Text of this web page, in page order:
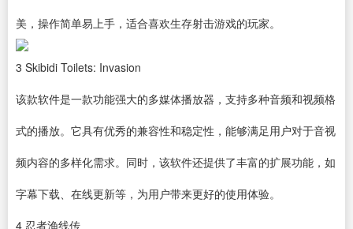
美，操作简单易上手，适合喜欢生存射击游戏的玩家。
3 Skibidi Toilets: Invasion
该款软件是一款功能强大的多媒体播放器 ，支持多种音频和视频格
式的播放。它具有优秀的兼容性和稳定性，能够满足用户对于音视
频内容的多样化需求。同时，该软件还提供了丰富的扩展功能，如
字幕下载、在线更新等，为用户带来更好的使用体验。
4 忍者渔线传